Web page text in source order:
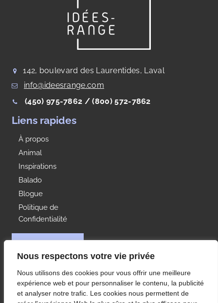
Nous respectons votre vie privée
Nous utilisons des cookies pour vous offrir une meilleure
expérience web et pour personnaliser le contenu, la publicité
et analyser notre trafic. Les cookies nous permettent de
142, boulevard des Laurentides, Laval
info@ideesrange.com
(450) 975-7862 / (800) 572-7862
Liens rapides
À propos
Animal
Inspirations
Balado
Blogue
Politique de
Confidentialité
À votre service depuis 1992, Les Rangements Idées-
Range est votre partenaire de choix pour